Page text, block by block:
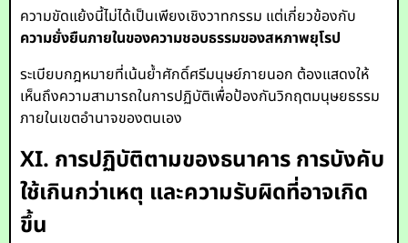
ความขัดแย้งนี้ไม่ได้เป็นเพียงเชิงวาทกรรม แต่เกี่ยวข้องกับ
ความยั่งยืนภายในของความชอบธรรมของสหภาพยุโรป
ระเบียบกฎหมายที่เน้นย้ำศักดิ์ศรีมนุษย์ภายนอก ต้องแสดงให้
เห็นถึงความสามารถในการปฏิบัติเพื่อป้องกันวิกฤตมนุษยธรรม
ภายในเขตอำนาจของตนเอง
XI. การปฏิบัติตามของธนาคาร การบังคับ
ใช้เกินกว่าเหตุ และความรับผิดที่อาจเกิด
ขึ้น